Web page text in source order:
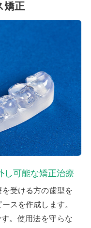
矯正
し可能な矯正治療
受ける方の歯型を
スを作成します。
。使用法を守らな